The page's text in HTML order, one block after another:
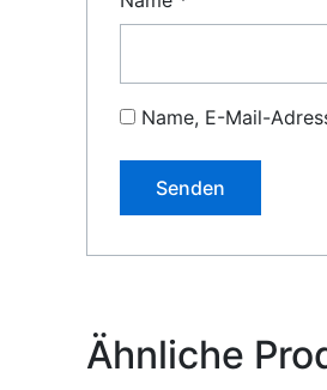
Name, E-Mail-
Ähnliche